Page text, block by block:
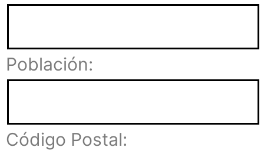
Población:
Código Postal: